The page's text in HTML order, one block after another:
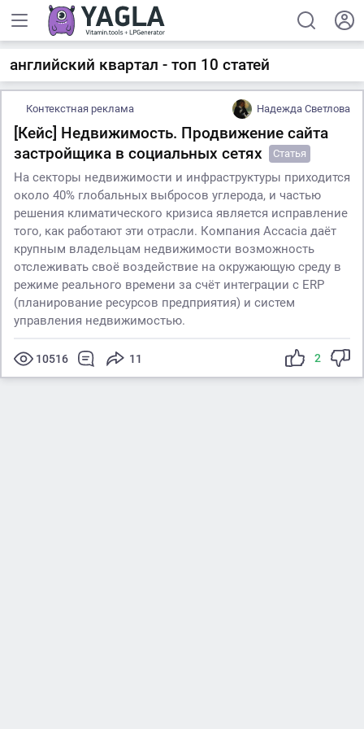
английский квартал - топ 10 статей
Контекстная реклама Надежда Светлова
[Кейс] Недвижимость. Продвижение сайта
застройщика в социальных сетях
Статья
На секторы недвижимости и инфраструктуры приходится
около 40% глобальных выбросов углерода, и частью
решения климатического кризиса является исправление
того, как работают эти отрасли. Компания Accacia даёт
крупным владельцам недвижимости возможность
отслеживать своё воздействие на окружающую среду в
режиме реального времени за счёт интеграции с ERP
(планирование ресурсов предприятия) и систем
управления недвижимостью.
10516 11 2